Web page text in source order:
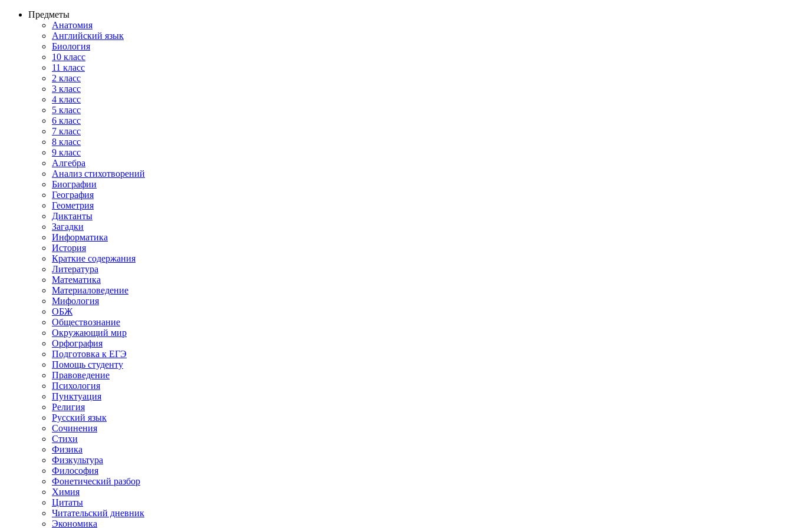
Предметы
Анатомия
Английский язык
Биология
10 класс
11 класс
2 класс
3 класс
4 класс
5 класс
6 класс
7 класс
8 класс
9 класс
Алгебра
Анализ стихотворений
Биографии
География
Геометрия
Диктанты
Загадки
Информатика
История
Краткие содержания
Литература
Математика
Материаловедение
Мифология
ОБЖ
Обществознание
Окружающий мир
Орфография
Подготовка к ЕГЭ
Помощь студенту
Правоведение
Психология
Пунктуация
Религия
Русский язык
Сочинения
Стихи
Физика
Физкультура
Философия
Фонетический разбор
Химия
Цитаты
Читательский дневник
Экономика